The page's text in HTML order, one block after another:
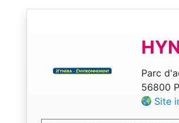
Parc
56800
Site